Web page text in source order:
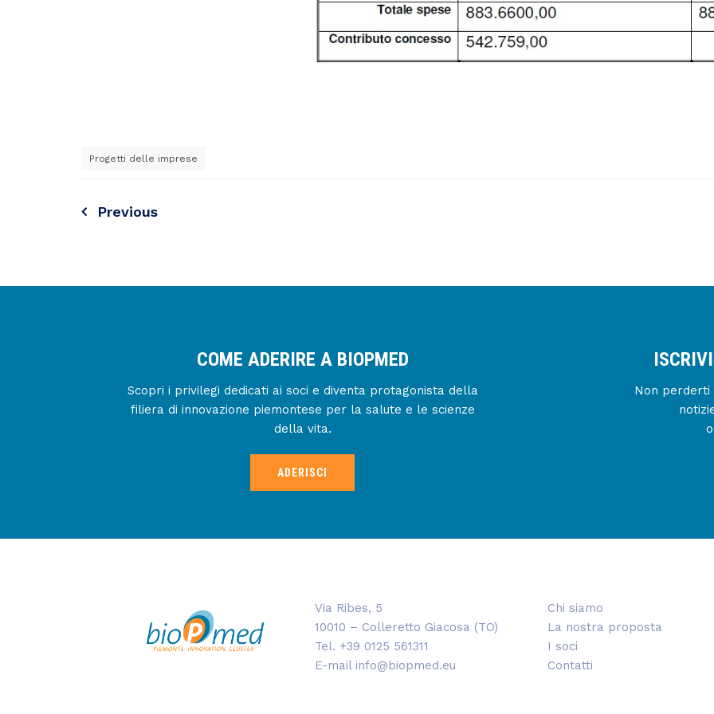
Progetti delle imprese
Navigazione
Previous
COME ADERIRE A BIOPMED
Scopri i privilegi dedicati ai soci e diventa protagonista della
filiera di innovazione piemontese per la salute e le scienze
della vita.
ADERISCI
Non perderti
Via Ribes, 5
10010 – Colleretto Giacosa (TO)
Tel. +39 0125 561311
E-mail info@biopmed.eu
Chi siamo
La nostra proposta
I soci
Contatti